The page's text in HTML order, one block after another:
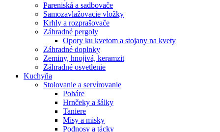
Pareniská a sadbovače
Samozavlažovacie vložky
Krhly a rozprašovače
Záhradné pergoly
Opory ku kvetom a stojany na kvety
Záhradné doplnky
Zeminy, hnojivá, keramzit
Záhradné osvetlenie
Kuchyňa
Stolovanie a servírovanie
Poháre
Hrnčeky a šálky
Taniere
Misy a misky
Podnosy a tácky